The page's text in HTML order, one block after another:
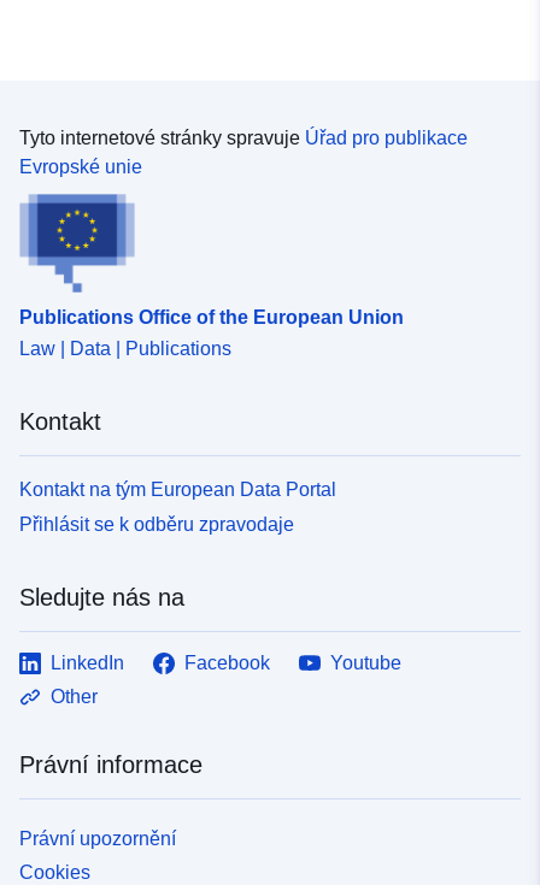
Tyto internetové stránky spravuje Úřad pro publikace
Evropské unie
Publications Office of the European Union
Law | Data | Publications
Kontakt
Kontakt na tým European Data Portal
Přihlásit se k odběru zpravodaje
Sledujte nás na
LinkedIn Facebook
Youtube
Other
Právní informace
Právní upozornění
Cookies